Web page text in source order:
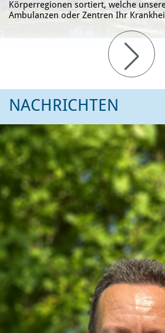
Körperregionen sortiert, welche
Ambulanzen oder Zentren Ihr
NACHRICHTEN